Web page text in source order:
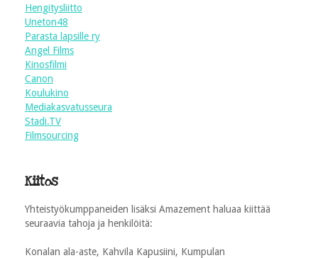
Hengitysliitto
Uneton48
Parasta lapsille ry
Angel Films
Kinosfilmi
Canon
Koulukino
Mediakasvatusseura
Stadi.TV
Filmsourcing
Kiitos
Yhteistyökumppaneiden lisäksi Amazement haluaa kiittää
seuraavia tahoja ja henkilöitä:
Konalan ala-aste, Kahvila Kapusiini, Kumpulan